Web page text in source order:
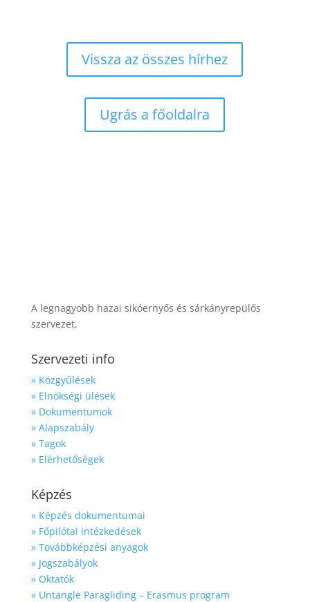
Vissza az összes hírhez
Ugrás a főoldalra
A legnagyobb hazai sikóernyős és sárkányrepülős
szervezet.
Szervezeti info
» Közgyűlések
» Elnökségi ülések
» Dokumentumok
» Alapszabály
» Tagok
» Elérhetőségek
Képzés
» Képzés dokumentumai
» Főpilótai intézkedések
» Továbbképzési anyagok
» Jogszabályok
» Oktatók
» Untangle Paragliding – Erasmus program